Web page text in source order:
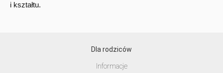
i kształtu.
Dla rodziców
Informacje